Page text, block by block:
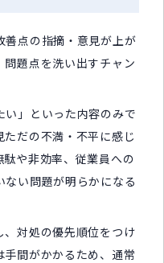
善点の指摘・意見が上が
問題点を洗い出すチャン
」といった内容のみで
だの不満・不平に感じ
や非効率、従業員への
い問題が明らかになる
対処の優先順位をつけ
手間がかかるため、通常